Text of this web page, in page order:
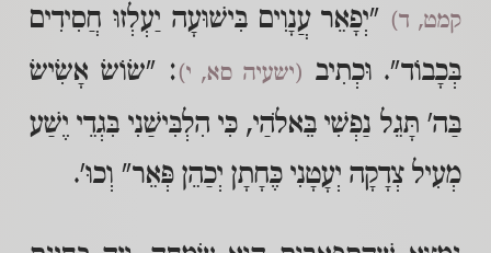
קמט, ד) "יְפָאֵר עֲנָוִים בִּישׁוּעָה יַעְלְזוּ חֲסִידִים
בְּכָבוֹד". וּכְתִיב (ישעיה סא, י): "שׂוֹשׂ אָשִׂישׂ
בַּה' תָּגֵל נַפְשִׁי בֵּאלֹהַי, כִּי הִלְבִּישַׁנִי בִּגְדֵי יֶשַׁע
מְעִיל צְדָקָה יְעָטָנִי כֶּחָתָן יְכַהֵן פְּאֵר" וְכוּ'.